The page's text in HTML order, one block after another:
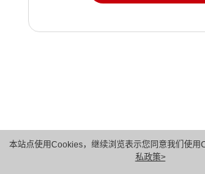
本站点使用Cookies，继续浏览表示您同意我们使用
私政策>